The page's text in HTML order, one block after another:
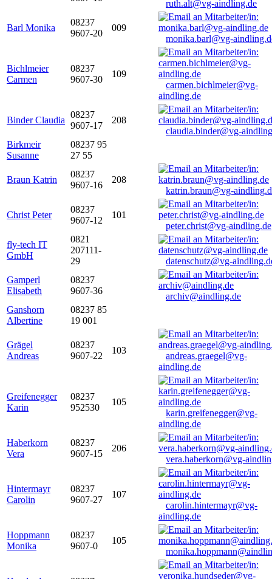
ruth.alt@vg-aindling.de
Barl Monika
08237
9607-20
009
monika.barl@vg-
Bichlmeier
Carmen
08237
9607-30
109
carmen.bichlmeier@vg-
aindling.de
Binder Claudia
08237
9607-17
208
claudia.binder@vg-
Birkmeir
Susanne
08237 95
27 55
Braun Katrin
08237
9607-16
208
katrin.braun@vg-
Christ Peter
08237
9607-12
101
peter.christ@vg-aindling.de
fly-tech IT
GmbH
0821
207111-
29
datenschutz@vg-
Gamperl
Elisabeth
08237
9607-36
archiv@aindling.de
Ganshorn
Albertine
08237 85
19 001
Grägel
Andreas
08237
9607-22
103
andreas.graegel@vg-
aindling.de
Greifenegger
Karin
08237
952530
105
karin.greifenegger@vg-
aindling.de
Haberkorn
Vera
08237
9607-15
206
vera.haberkorn@vg-
Hintermayr
Carolin
08237
9607-27
107
carolin.hintermayr@vg-
aindling.de
Hoppmann
Monika
08237
9607-0
105